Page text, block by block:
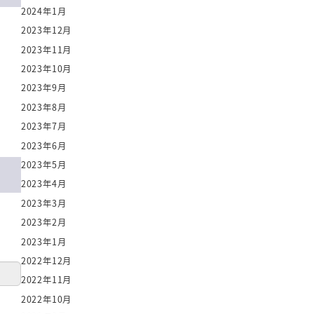
2024年1月
2023年12月
2023年11月
2023年10月
2023年9月
2023年8月
2023年7月
2023年6月
2023年5月
2023年4月
2023年3月
2023年2月
2023年1月
2022年12月
2022年11月
2022年10月